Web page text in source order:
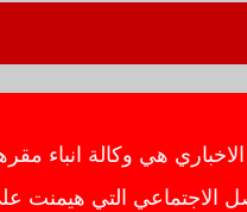
هي وكالة انباء
التي هيمنت